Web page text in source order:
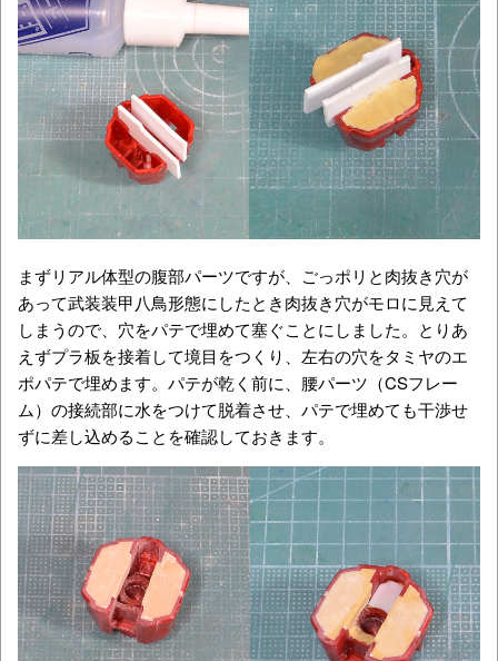
まずリアル体型の腹部パーツですが、ごっポリと肉抜き穴が
あって武装装甲八鳥形態にしたとき肉抜き穴がモロに見えて
しまうので、穴をパテで埋めて塞ぐことにしました。とりあ
えずプラ板を接着して境目をつくり、左右の穴をタミヤのエ
ポパテで埋めます。パテが乾く前に、腰パーツ（CSフレー
ム）の接続部に水をつけて脱着させ、パテで埋めても干渉せ
ずに差し込めることを確認しておきます。